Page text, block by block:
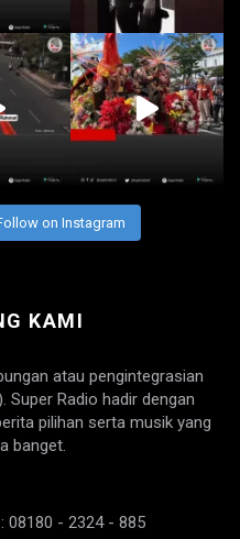
on Instagram
KAMI
atau pengintegrasian
Super Radio hadir dengan
pilihan serta musik yang
banget.
08180 - 2324 - 885